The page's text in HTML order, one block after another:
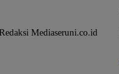
Mediaseruni.co.id